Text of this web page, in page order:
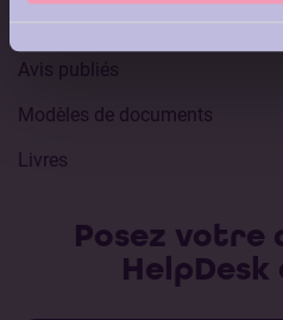
Avis publiés
Modèles de documents
Livres
Posez votre
HelpDesk